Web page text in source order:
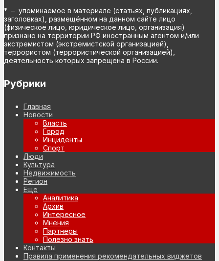
* – упоминаемое в материале (статьях, публикациях,
заголовках), размещённом на данном сайте лицо
(физическое лицо, юридическое лицо, организация)
признано на территории РФ иностранным агентом и/или
экстремистом (экстремистской организацией),
террористом (террористической организацией),
деятельность которых запрещена в России.
Рубрики
Главная
Новости
Власть
Город
Инциденты
Спорт
Люди
Культура
Недвижимость
Регион
Еще
Аналитика
Архив
Интересное
Мнения
Партнеры
Полезно знать
Контакты
Правила применения рекомендательных виджетов